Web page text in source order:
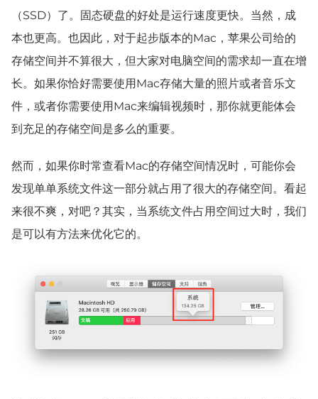
（SSD）了。固态硬盘的好处是运行速度更快。当然，成
本也更高。也因此，对于起步版本的Mac，苹果公司给的
存储空间并不算很大，但大家对电脑空间的需求却一直在增
长。如果你恰好需要使用Mac存储大量的照片或者音乐文
件，或者你需要使用Mac来编辑视频时，那你就更能体会
到充足的存储空间是多么的重要。
然而，如果你时常查看Mac的存储空间情况时，可能你会
发现单单系统文件这一部分就占用了很大的存储空间。看起
来很不爽，对吧？其实，当系统文件占用空间过大时，我们
是可以有方法来优化它的。